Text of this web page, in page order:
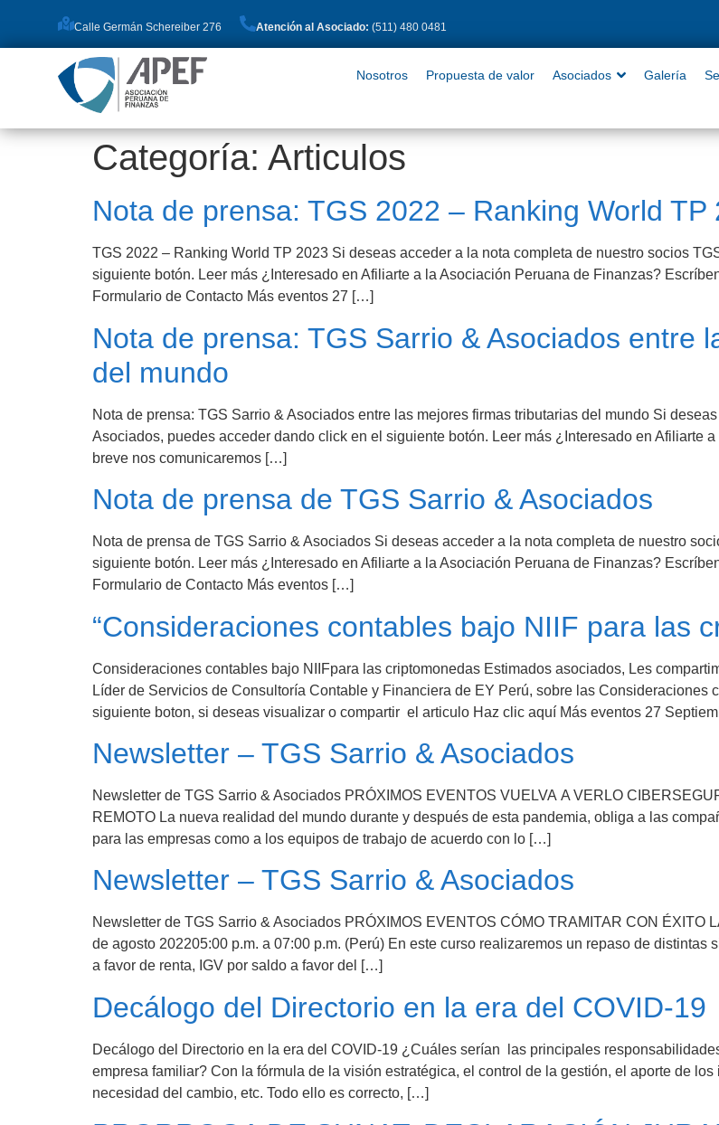
Nosotros Propuesta de valor Sede
Calle Germán Schereiber 276 Atención al Asociado: (511) 480 0481
Nosotros Propuesta de valor Asociados Galería
Categoría: Articulos
Nota de prensa: TGS 2022 – Ranking World TP
TGS 2022 – Ranking World TP 2023 Si deseas acceder a la nota completa de nuestro socios
siguiente botón. Leer más ¿Interesado en Afiliarte a la Asociación Peruana de Finanzas?
Formulario de Contacto Más eventos 27 […]
Nota de prensa: TGS Sarrio & Asociados entre
del mundo
Nota de prensa: TGS Sarrio & Asociados entre las mejores firmas tributarias del mundo Si
Asociados, puedes acceder dando click en el siguiente botón. Leer más ¿Interesado en Afiliarte
breve nos comunicaremos […]
Nota de prensa de TGS Sarrio & Asociados
Nota de prensa de TGS Sarrio & Asociados Si deseas acceder a la nota completa de nuestro
siguiente botón. Leer más ¿Interesado en Afiliarte a la Asociación Peruana de Finanzas?
Formulario de Contacto Más eventos […]
“Consideraciones contables bajo NIIF para las
Consideraciones contables bajo NIIFpara las criptomonedas Estimados asociados, Les
Líder de Servicios de Consultoría Contable y Financiera de EY Perú, sobre las Consideraciones
siguiente boton, si deseas visualizar o compartir el articulo Haz clic aquí Más eventos 27
Newsletter – TGS Sarrio & Asociados
Newsletter de TGS Sarrio & Asociados PRÓXIMOS EVENTOS VUELVA A VERLO
REMOTO La nueva realidad del mundo durante y después de esta pandemia, obliga a las
para las empresas como a los equipos de trabajo de acuerdo con lo […]
Newsletter – TGS Sarrio & Asociados
Newsletter de TGS Sarrio & Asociados PRÓXIMOS EVENTOS CÓMO TRAMITAR CON ÉXITO
de agosto 202205:00 p.m. a 07:00 p.m. (Perú) En este curso realizaremos un repaso de
a favor de renta, IGV por saldo a favor del […]
Decálogo del Directorio en la era del COVID-19
Decálogo del Directorio en la era del COVID-19 ¿Cuáles serían las principales
empresa familiar? Con la fórmula de la visión estratégica, el control de la gestión, el aporte de
necesidad del cambio, etc. Todo ello es correcto, […]